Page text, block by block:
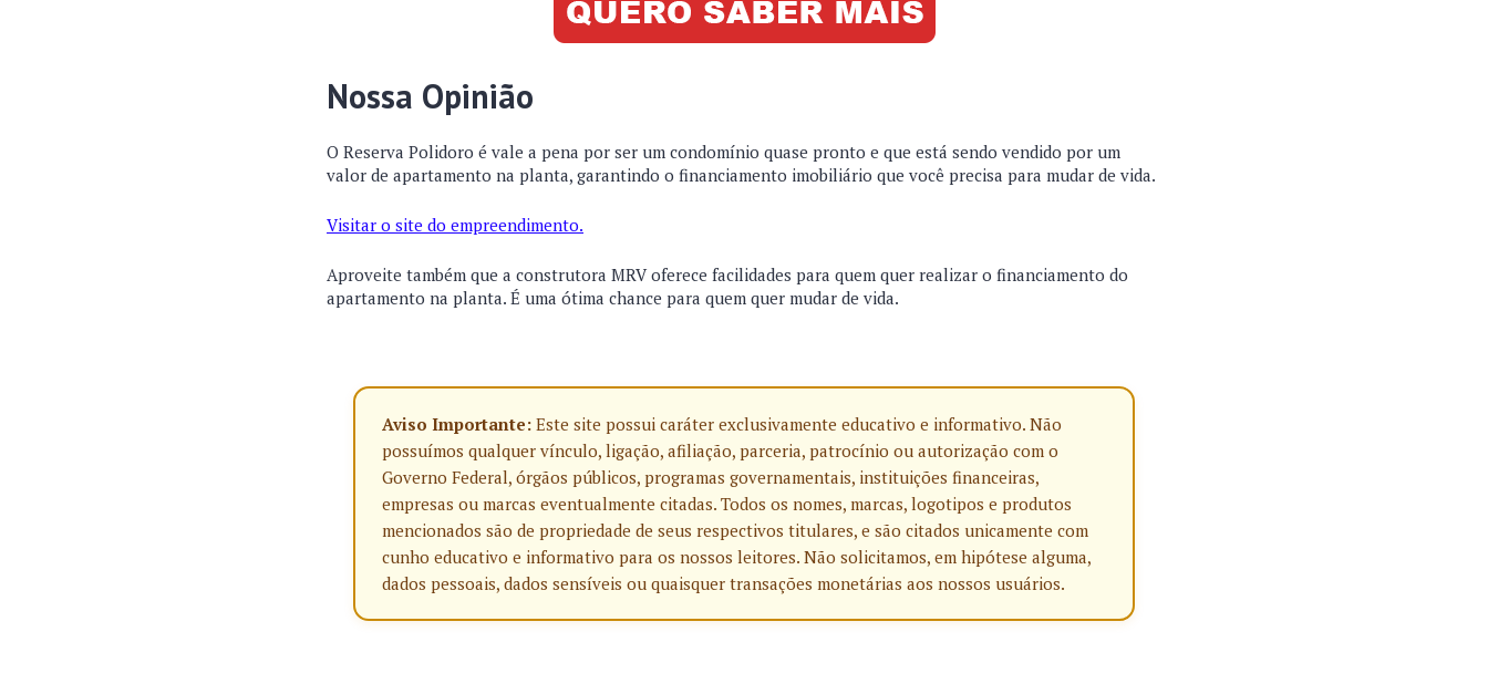
Nossa Opinião
O Reserva Polidoro é vale a pena por ser um condomínio quase pronto e que está sendo vendido por um
valor de apartamento na planta, garantindo o financiamento imobiliário que você precisa para mudar de vida.
Visitar o site do empreendimento.
Aproveite também que a construtora MRV oferece facilidades para quem quer realizar o financiamento do
apartamento na planta. É uma ótima chance para quem quer mudar de vida.
Aviso Importante: Este site possui caráter exclusivamente educativo e informativo. Não
possuímos qualquer vínculo, ligação, afiliação, parceria, patrocínio ou autorização com o
Governo Federal, órgãos públicos, programas governamentais, instituições financeiras,
empresas ou marcas eventualmente citadas. Todos os nomes, marcas, logotipos e produtos
mencionados são de propriedade de seus respectivos titulares, e são citados unicamente com
cunho educativo e informativo para os nossos leitores. Não solicitamos, em hipótese alguma,
dados pessoais, dados sensíveis ou quaisquer transações monetárias aos nossos usuários.